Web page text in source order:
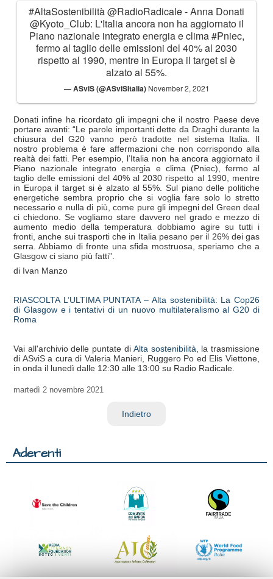
#AltaSostenibilità@RadioRadicale- Anna Donati
@Kyoto_Club: L'Italia ancora non ha aggiornato il
Piano nazionale integrato energia e clima#Pniec,
fermo al taglio delle emissioni del 40% al 2030
rispetto al 1990, mentre in Europa il target si è
alzato al 55%.
— ASviS (@ASviSItalia) November 2, 2021
Donati infine ha ricordato gli impegni che il nostro Paese deve
portare avanti: “Le parole importanti dette da Draghi durante la
chiusura del G20 vanno però tradotte nel sistema Italia. Il
nostro problema è fare affermazioni che non corrispondo alla
realtà dei fatti. Per esempio, l’Italia non ha ancora aggiornato il
Piano nazionale integrato energia e clima (Pniec), fermo al
taglio delle emissioni del 40% al 2030 rispetto al 1990, mentre
in Europa il target si è alzato al 55%. Sul piano delle politiche
energetiche sembra proprio che si voglia fare solo lo stretto
necessario e nulla di più, come pure gli impegni del Green deal
ci chiedono. Se vogliamo stare davvero nel grado e mezzo di
aumento medio della temperatura dobbiamo agire su tutti i
fronti, anche sui trasporti che in Italia pesano per il 26% dei gas
serra. Abbiamo di fronte una sfida mostruosa, speriamo che a
Glasgow ci siano più fatti”.
di Ivan Manzo
RIASCOLTA L’ULTIMA PUNTATA – Alta sostenibilità: La Cop26
di Glasgow e i tentativi di un nuovo multilateralismo al G20 di
Roma
Vai all'archivio delle puntate diAlta sostenibilità, la trasmissione
di ASviS a cura di Valeria Manieri, Ruggero Po ed Elis Viettone,
in onda il lunedì dalle 12:30 alle 13:00 su Radio Radicale.
martedì 2 novembre 2021
Indietro
Aderenti